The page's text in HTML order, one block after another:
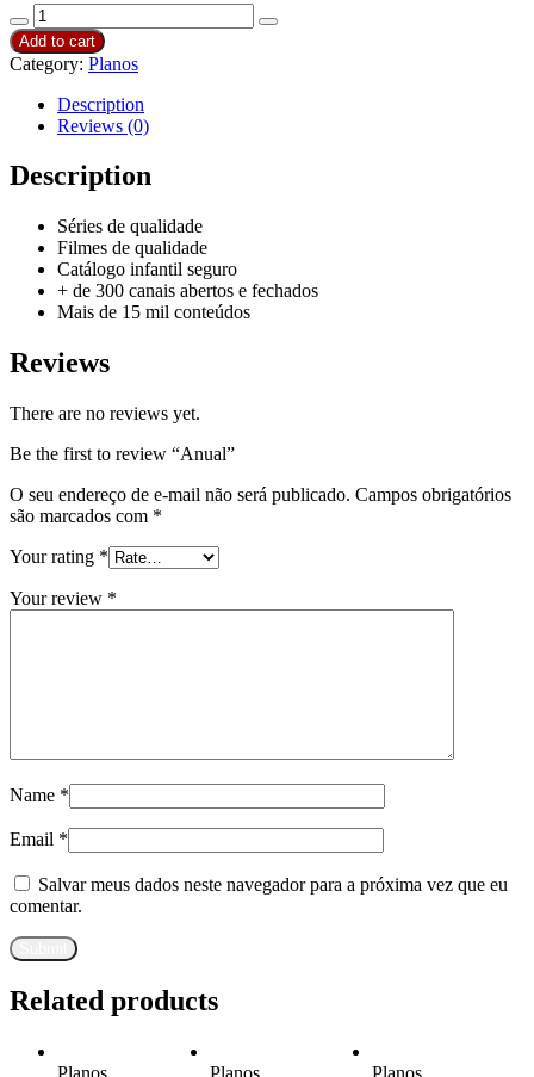
Decrease
quantity
Anual
quantity
Increase
Add to cart
Category: Planos
Description
Reviews (0)
Description
Séries de qualidade
Filmes de qualidade
Catálogo infantil seguro
+ de 300 canais abertos e fechados
Mais de 15 mil conteúdos
Reviews
There are no reviews yet.
Be the first to review “Anual”
O seu endereço de e-mail não será publicado. Campos obrigatórios
são marcados com *
Your rating *
Your review *
Name *
Email *
Salvar meus dados neste navegador para a próxima vez que eu
comentar.
Related products
Planos Planos Planos